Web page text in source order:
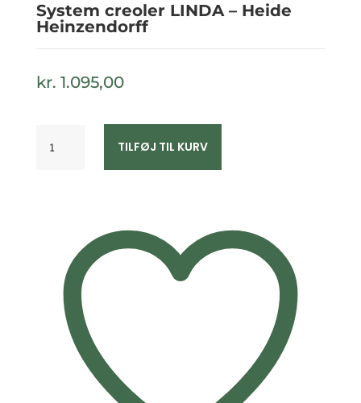
System creoler LINDA – Heide
Heinzendorff
kr. 1.095,00
creoler
TILFØJ TIL KURV